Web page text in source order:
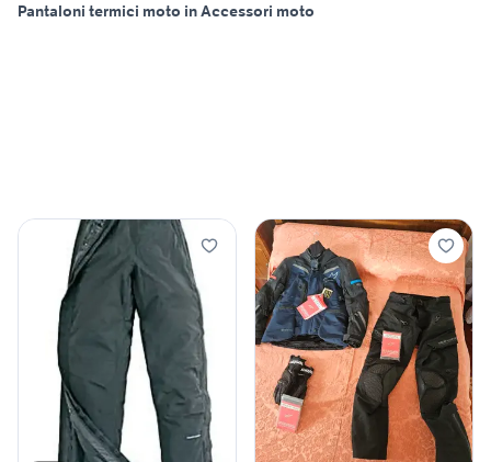
Pantaloni termici moto in Accessori moto